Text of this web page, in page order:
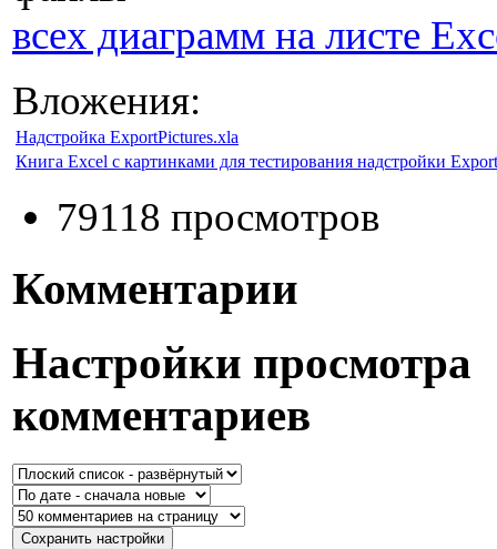
всех диаграмм на листе
Вложения:
Надстройка ExportPictures.xla
Книга Excel с картинками для тестирования надстройки
79118 просмотров
Комментарии
Настройки просмотра
комментариев